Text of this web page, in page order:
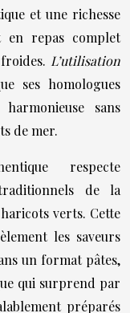
et une richesse
repas complet
L’utilisation
ses homologues
sans
de mer.
respecte
de la
verts. Cette
les saveurs
un format pâtes,
qui surprend par
préparés